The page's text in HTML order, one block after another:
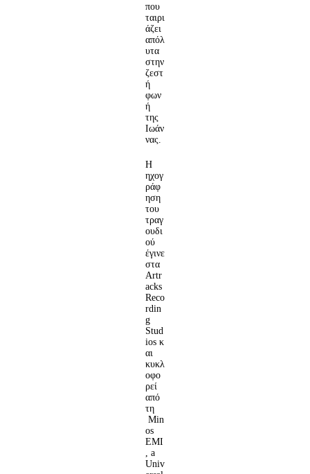
που
ταιρι
άζει
απόλ
υτα
στην
ζεστ
ή
φων
ή
της
Ιωάν
νας.
Η
ηχογ
ράφ
ηση
του
τραγ
ουδι
ού
έγινε
στα
Artr
acks
Reco
rdin
g
Stud
ios κ
αι
κυκλ
οφο
ρεί
από
τη
Min
os
EMI
, a
Univ